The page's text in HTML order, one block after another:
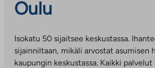
Oulu
Isokatu 50 sijaitsee keskustassa.
sijainniltaan, mikäli arvostat asumisen
kaupungin keskustassa. Kaikki